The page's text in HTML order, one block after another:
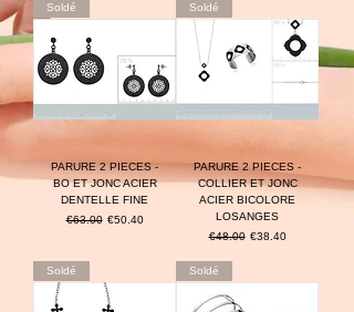
Soldé
PARURE 2 PIECES -
BO ET JONC ACIER
DENTELLE FINE
Prix original
€63.00 Prix promotionnel
€50.40
Soldé
PARURE 2 PIECES -
COLLIER ET JONC
ACIER BICOLORE
LOSANGES
Prix original
€48.00 Prix promotionnel
€38.40
Soldé Soldé